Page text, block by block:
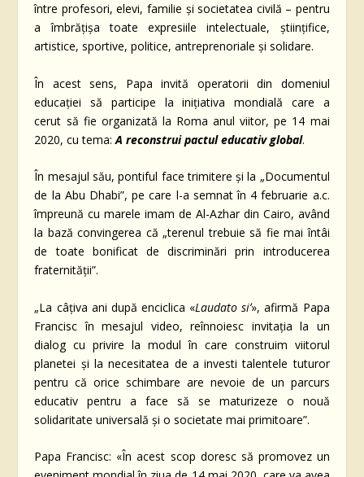
între profesori, elevi, familie și societatea civilă – pentru
a îmbrățișa toate expresiile intelectuale, științifice,
artistice, sportive, politice, antreprenoriale și solidare.
În acest sens, Papa invită operatorii din domeniul
educației să participe la inițiativa mondială care a
cerut să fie organizată la Roma anul viitor, pe 14 mai
2020, cu tema:A reconstrui pactul educativ global.
În mesajul său, pontiful face trimitere și la „Documentul
de la Abu Dhabi”, pe care l-a semnat în 4 februarie a.c.
împreună cu marele imam de Al-Azhar din Cairo, având
la bază convingerea că „terenul trebuie să fie mai întâi
de toate bonificat de discriminări prin introducerea
fraternității”.
„La câțiva ani după enciclica «Laudato siʼ», afirmă Papa
Francisc în mesajul video, reînnoiesc invitația la un
dialog cu privire la modul în care construim viitorul
planetei și la necesitatea de a investi talentele tuturor
pentru că orice schimbare are nevoie de un parcurs
educativ pentru a face să se maturizeze o nouă
solidaritate universală și o societate mai primitoare”.
Papa Francisc: «În acest scop doresc să promovez un